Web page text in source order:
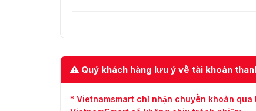
Quý khách hàng lưu ý về tài khoản
* Vietnamsmart chỉ nhận chuyển khoản